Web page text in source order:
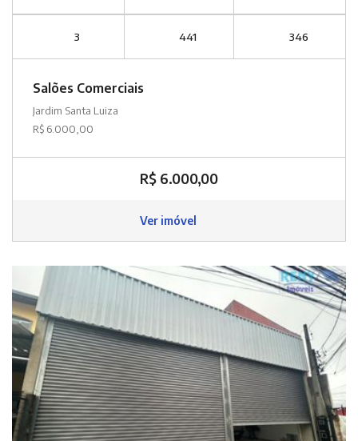
3 441 346
Salões Comerciais
Jardim Santa Luiza
R$ 6.000,00
R$ 6.000,00
Ver imóvel